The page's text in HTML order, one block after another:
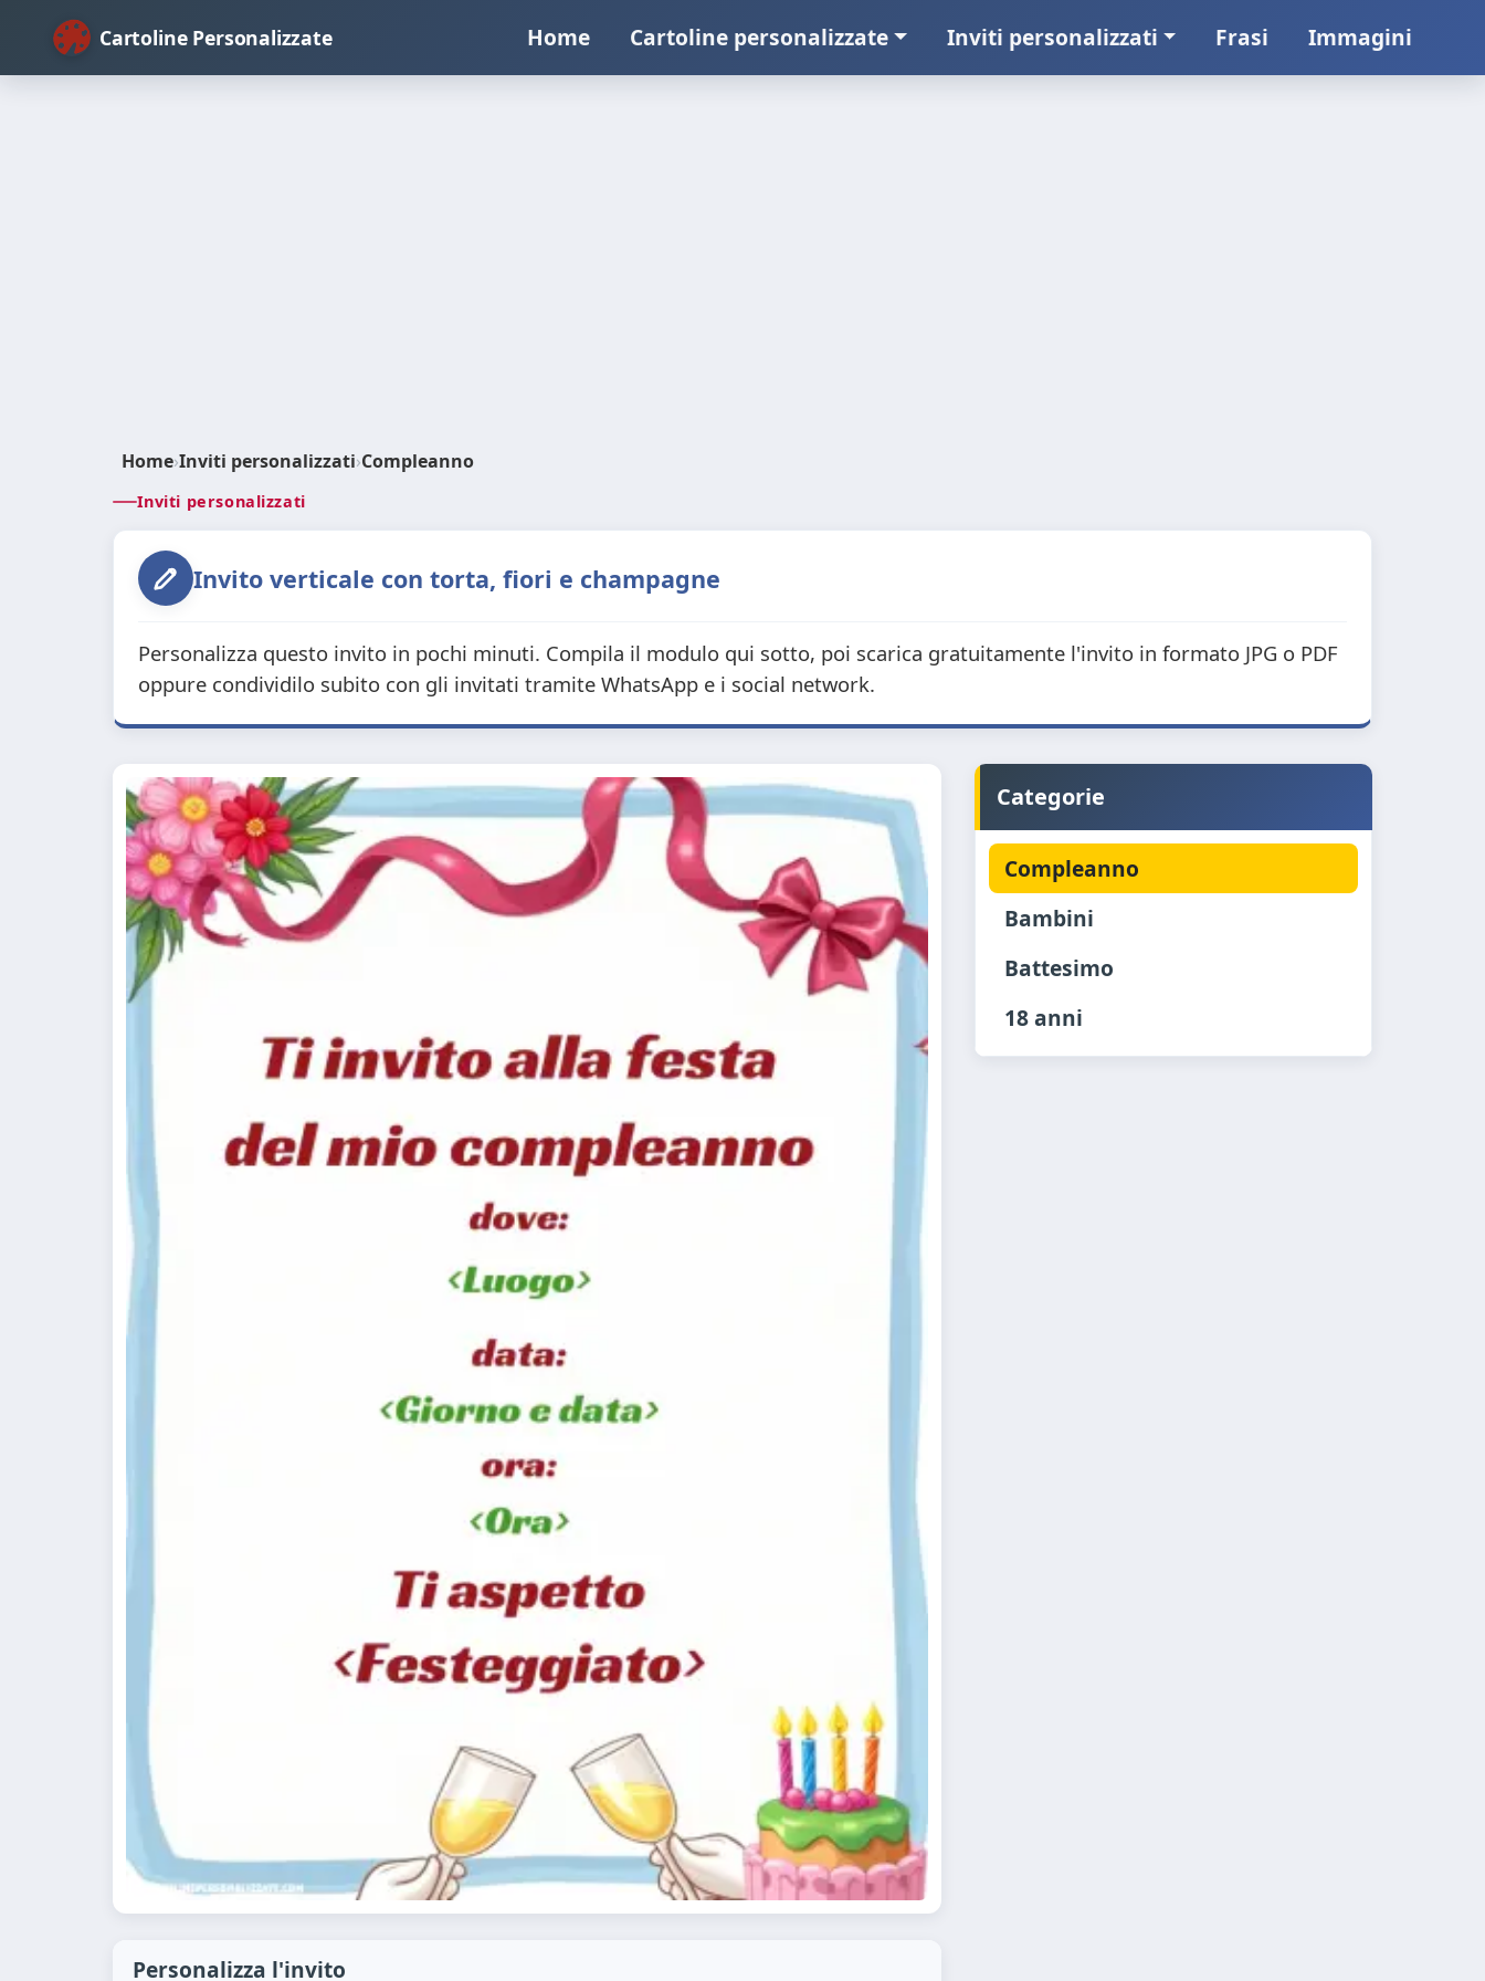
Cartoline Personalizzate Home Cartoline personalizzate Inviti personalizzati Frasi Immagini
Home›Inviti personalizzati›Compleanno
Inviti personalizzati
Invito verticale con torta, fiori e champagne
Personalizza questo invito in pochi minuti. Compila il modulo qui sotto, poi scarica gratuitamente l'invito in formato JPG o PDF
oppure condividilo subito con gli invitati tramite WhatsApp e i social network.
Personalizza l'invito
Categorie
Compleanno
Bambini
Battesimo
18 anni